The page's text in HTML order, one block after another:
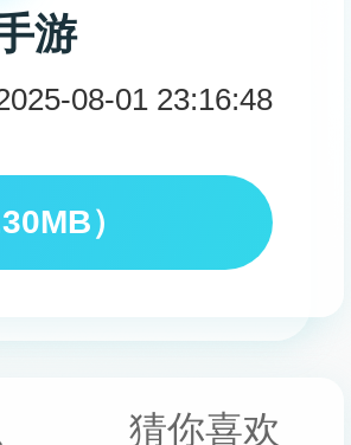
游
08-01 23:16:48
）
猜你喜欢